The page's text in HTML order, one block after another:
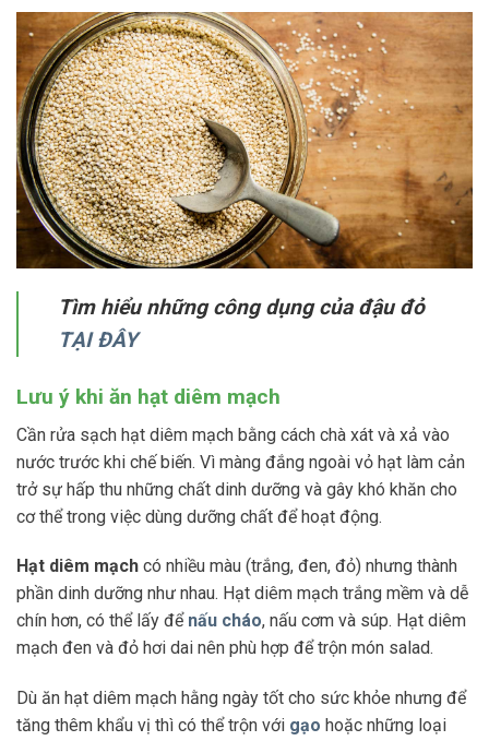
Tìm hiểu những công dụng của đậu đỏ
TẠI ĐÂY
Lưu ý khi ăn hạt diêm mạch
Cần rửa sạch hạt diêm mạch bằng cách chà xát và xả vào
nước trước khi chế biến. Vì màng đắng ngoài vỏ hạt làm cản
trở sự hấp thu những chất dinh dưỡng và gây khó khăn cho
cơ thể trong việc dùng dưỡng chất để hoạt động.
Hạt diêm mạch có nhiều màu (trắng, đen, đỏ) nhưng thành
phần dinh dưỡng như nhau. Hạt diêm mạch trắng mềm và dễ
chín hơn, có thể lấy để nấu cháo, nấu cơm và súp. Hạt diêm
mạch đen và đỏ hơi dai nên phù hợp để trộn món salad.
Dù ăn hạt diêm mạch hằng ngày tốt cho sức khỏe nhưng để
tăng thêm khẩu vị thì có thể trộn với gạo hoặc những loại